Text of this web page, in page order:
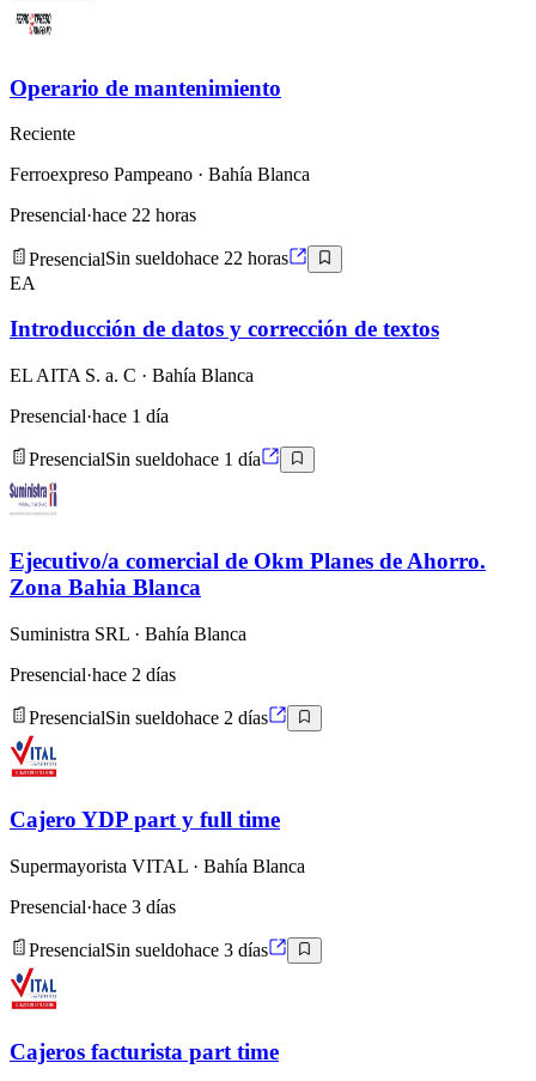
Operario de mantenimiento
Reciente
Ferroexpreso Pampeano · Bahía Blanca
Presencial·hace 22 horas
PresencialSin sueldohace 22 horas
EA
Introducción de datos y corrección de textos
EL AITA S. a. C · Bahía Blanca
Presencial·hace 1 día
PresencialSin sueldohace 1 día
Ejecutivo/a comercial de Okm Planes de Ahorro.
Zona Bahia Blanca
Suministra SRL · Bahía Blanca
Presencial·hace 2 días
PresencialSin sueldohace 2 días
Cajero YDP part y full time
Supermayorista VITAL · Bahía Blanca
Presencial·hace 3 días
PresencialSin sueldohace 3 días
Cajeros facturista part time